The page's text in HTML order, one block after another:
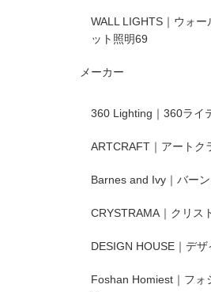
WALL LIGHTS｜ウォ
ット照明69
メーカー
360 Lighting｜360ライ
ARTCRAFT｜アートク
Barnes and Ivy｜バー
CRYSTRAMA｜クリス
DESIGN HOUSE｜デザ
Foshan Homiest｜フォ